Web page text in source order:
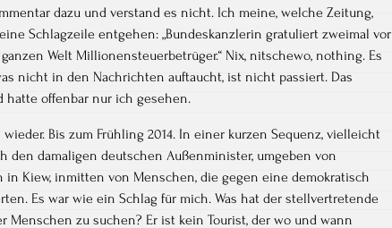
dazu und verstand es nicht. Ich meine, welche Zeitung,
Schlagzeile entgehen: „Bundeskanzlerin gratuliert zweimal vor
Welt Millionensteuerbetrüger.“ Nix, nitschewo, nothing. Es
nicht in den Nachrichten auftaucht, ist nicht passiert. Das
hatte offenbar nur ich gesehen.
Bis zum Frühling 2014. In einer kurzen Sequenz, vielleicht
den damaligen deutschen Außenminister, umgeben von
in Kiew, inmitten von Menschen, die gegen eine demokratisch
Es war wie ein Schlag für mich. Was hat der stellvertretende
Menschen zu suchen? Er ist kein Tourist, der wo und wann